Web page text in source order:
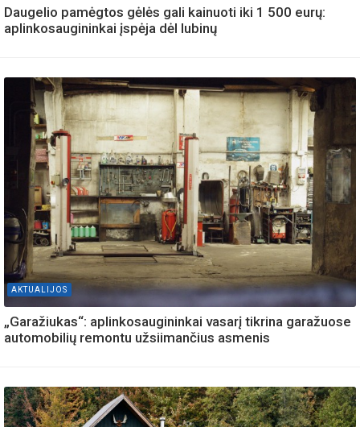
Daugelio pamėgtos gėlės gali kainuoti iki 1 500 eurų:
aplinkosaugininkai įspėja dėl lubinų
AKTUALIJOS
„Garažiukas“: aplinkosaugininkai vasarį tikrina garažuose
automobilių remontu užsiimančius asmenis